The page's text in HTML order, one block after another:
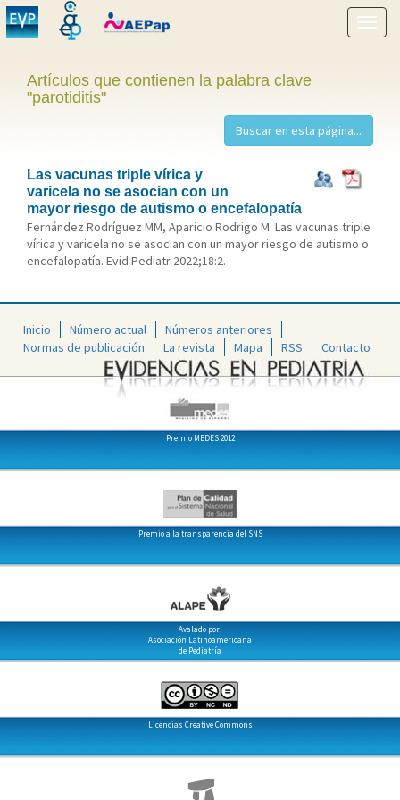
menú
Artículos que contienen la palabra clave
"parotiditis"
Las vacunas triple vírica y
varicela no se asocian con un
mayor riesgo de autismo o encefalopatía
Fernández Rodríguez MM, Aparicio Rodrigo M. Las vacunas triple
vírica y varicela no se asocian con un mayor riesgo de autismo o
encefalopatía. Evid Pediatr 2022;18:2.
Inicio Número actual
Números anteriores
Normas de publicación
La revista Mapa RSS Contacto
Premio MEDES 2012
Premio a la transparencia del SNS
Avalado por:
Asociación Latinoamericana
de Pediatría
Licencias Creative Commons